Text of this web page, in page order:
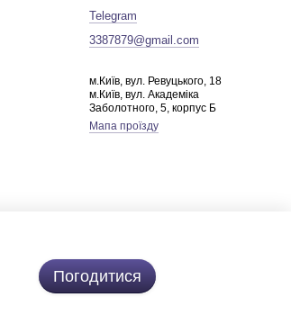
Telegram
3387879@gmail.com
м.Київ, вул. Ревуцького, 18
м.Київ, вул. Академіка
Заболотного, 5, корпус Б
Мапа проїзду
Погодитися